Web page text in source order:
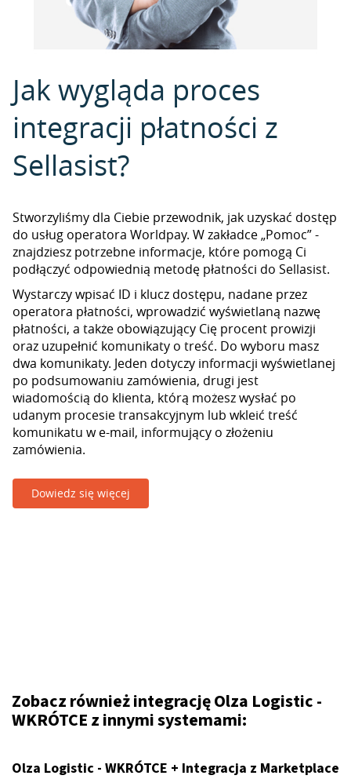
Jak wygląda proces
integracji płatności z
Sellasist?
Stworzyliśmy dla Ciebie przewodnik, jak uzyskać dostęp
do usług operatora Worldpay. W zakładce „Pomoc” -
znajdziesz potrzebne informacje, które pomogą Ci
podłączyć odpowiednią metodę płatności do Sellasist.
Wystarczy wpisać ID i klucz dostępu, nadane przez
operatora płatności, wprowadzić wyświetlaną nazwę
płatności, a także obowiązujący Cię procent prowizji
oraz uzupełnić komunikaty o treść. Do wyboru masz
dwa komunikaty. Jeden dotyczy informacji wyświetlanej
po podsumowaniu zamówienia, drugi jest
wiadomością do klienta, którą możesz wysłać po
udanym procesie transakcyjnym lub wkleić treść
komunikatu w e-mail, informujący o złożeniu
zamówienia.
Dowiedz się więcej
Zobacz również integrację Olza Logistic -
WKRÓTCE z innymi systemami:
Olza Logistic - WKRÓTCE + Integracja z Marketplace